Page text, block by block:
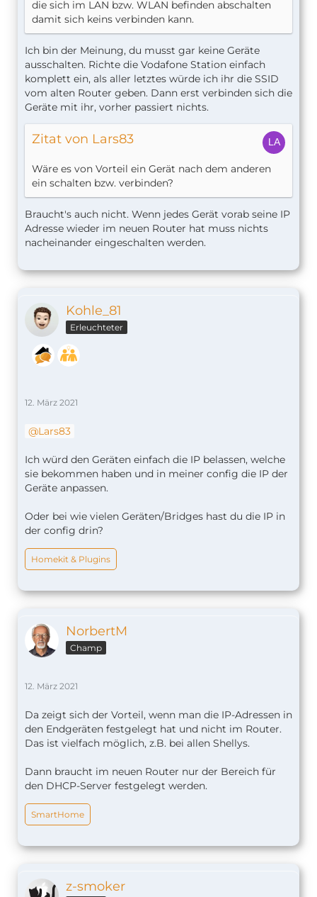
die sich im LAN bzw. WLAN befinden abschalten
damit sich keins verbinden kann.
Ich bin der Meinung, du musst gar keine Geräte
ausschalten. Richte die Vodafone Station einfach
komplett ein, als aller letztes würde ich ihr die SSID
vom alten Router geben. Dann erst verbinden sich die
Geräte mit ihr, vorher passiert nichts.
Zitat von Lars83
Wäre es von Vorteil ein Gerät nach dem anderen
ein schalten bzw. verbinden?
Braucht's auch nicht. Wenn jedes Gerät vorab seine IP
Adresse wieder im neuen Router hat muss nichts
nacheinander eingeschalten werden.
Kohle_81
Erleuchteter
12. März 2021
Lars83
Ich würd den Geräten einfach die IP belassen, welche
sie bekommen haben und in meiner config die IP der
Geräte anpassen.
Oder bei wie vielen Geräten/Bridges hast du die IP in
der config drin?
Homekit & Plugins
NorbertM
Champ
12. März 2021
Da zeigt sich der Vorteil, wenn man die IP-Adressen in
den Endgeräten festgelegt hat und nicht im Router.
Das ist vielfach möglich, z.B. bei allen Shellys.
Dann braucht im neuen Router nur der Bereich für
den DHCP-Server festgelegt werden.
SmartHome
z-smoker